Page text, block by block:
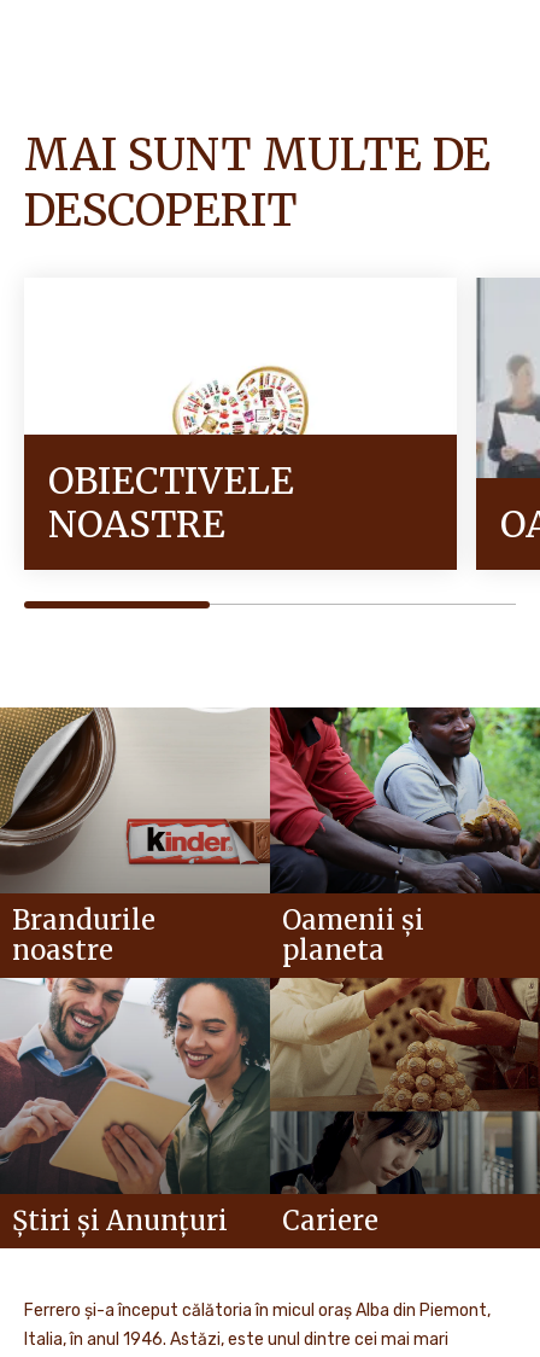
MAI SUNT MULTE DE
DESCOPERIT
OBIECTIVELE
NOASTRE
Brandurile
noastre
Oamenii și
planeta
Știri și Anunțuri Cariere
Ferrero și-a început călătoria în micul oraș Alba din Piemont,
Italia, în anul 1946. Astăzi, este unul dintre cei mai mari